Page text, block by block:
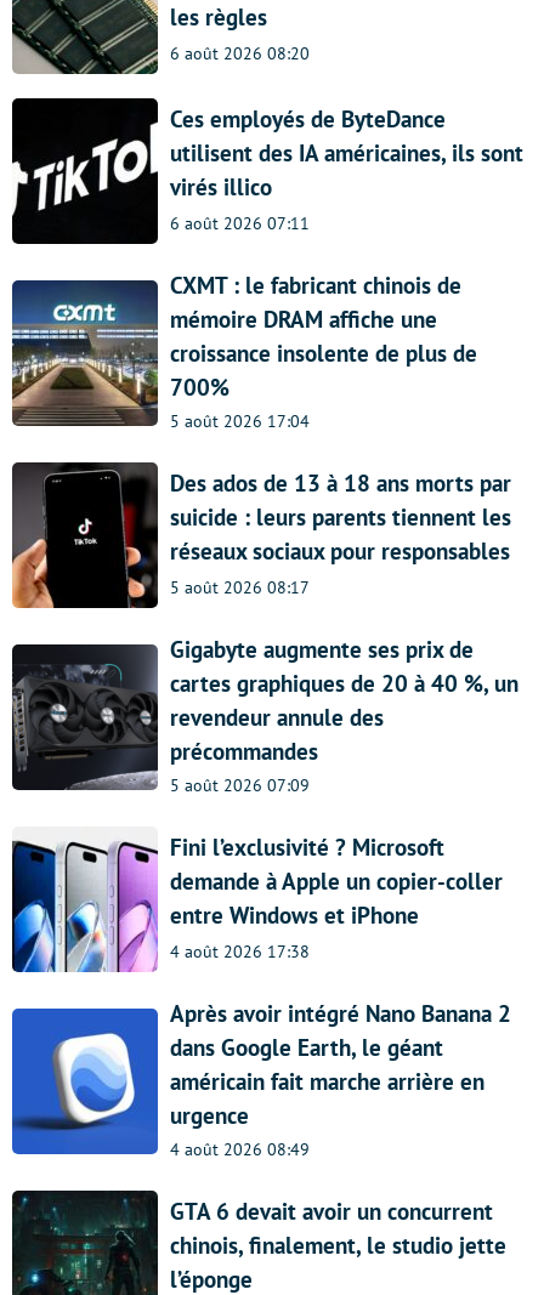
les règles
6 août 2026 08:20
Ces employés de ByteDance
utilisent des IA américaines, ils sont
virés illico
6 août 2026 07:11
CXMT : le fabricant chinois de
mémoire DRAM affiche une
croissance insolente de plus de
700%
5 août 2026 17:04
Des ados de 13 à 18 ans morts par
suicide : leurs parents tiennent les
réseaux sociaux pour responsables
5 août 2026 08:17
Gigabyte augmente ses prix de
cartes graphiques de 20 à 40 %, un
revendeur annule des
précommandes
5 août 2026 07:09
Fini l’exclusivité ? Microsoft
demande à Apple un copier-coller
entre Windows et iPhone
4 août 2026 17:38
Après avoir intégré Nano Banana 2
dans Google Earth, le géant
américain fait marche arrière en
urgence
4 août 2026 08:49
GTA 6 devait avoir un concurrent
chinois, finalement, le studio jette
l’éponge